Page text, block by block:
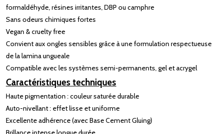
formaldéhyde, résines irritantes, DBP ou camphre
Sans odeurs chimiques fortes
Vegan & cruelty free
Convient aux ongles sensibles grâce à une formulation respectueuse
de la lamina ungueale
Compatible avec les systèmes semi-permanents, gel et acrygel
Caractéristiques techniques
Haute pigmentation : couleur saturée durable
Auto-nivellant : effet lisse et uniforme
Excellente adhérence (avec Base Cement Gluing)